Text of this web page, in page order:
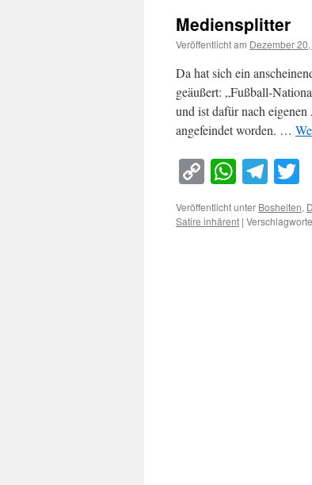
Mediensplitter
Veröffentlicht am Dezember
Da hat sich ein
geäußert: „Fußball-
und ist dafür nach
angefeindet worden. …
Copy
Link
Veröffentlicht unter Bosheiten,
Satire inhärent |